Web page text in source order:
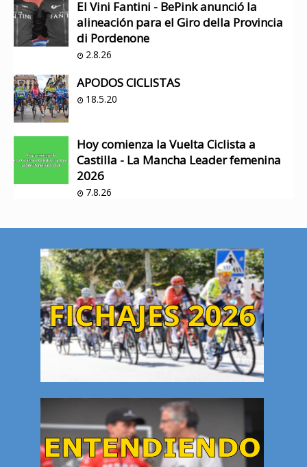
El Vini Fantini - BePink anunció la
alineación para el Giro della Provincia
di Pordenone
2.8.26
APODOS CICLISTAS
18.5.20
Hoy comienza la Vuelta Ciclista a
Castilla - La Mancha Leader femenina
2026
7.8.26